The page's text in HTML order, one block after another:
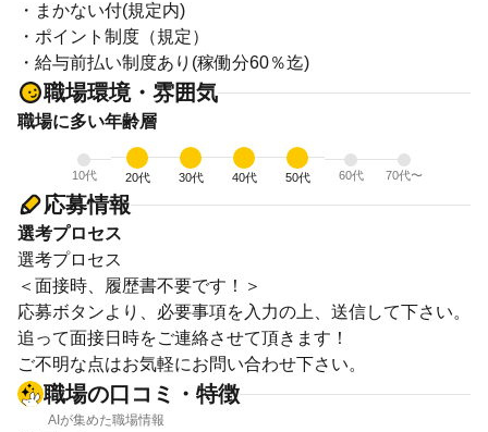
・まかない付(規定内)
・ポイント制度（規定）
・給与前払い制度あり(稼働分60％迄)
職場環境・雰囲気
職場に多い年齢層
10代 20代 30代 40代 50代 60代 70代〜
応募情報
選考プロセス
選考プロセス
＜面接時、履歴書不要です！＞
応募ボタンより、必要事項を入力の上、送信して下さい。
追って面接日時をご連絡させて頂きます！
ご不明な点はお気軽にお問い合わせ下さい。
職場の口コミ・特徴
AIが集めた職場情報